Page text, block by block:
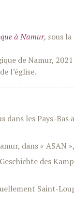
à Namur, sous
de Namur, 2021
l’église.
dans les Pays-
dans « ASAN
des
Saint-